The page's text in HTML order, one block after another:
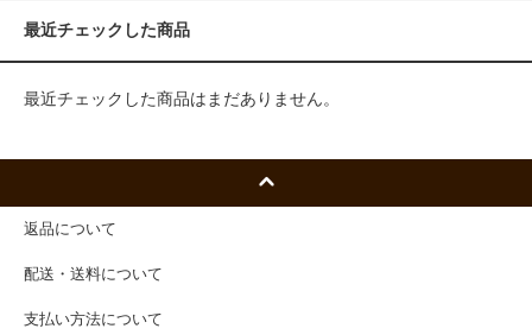
最近チェックした商品
最近チェックした商品はまだありません。
返品について
配送・送料について
支払い方法について